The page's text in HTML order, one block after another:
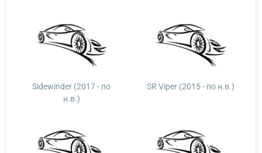
Sidewinder (2017 - по
н.в.)
SR Viper (2015 - по н.в.)